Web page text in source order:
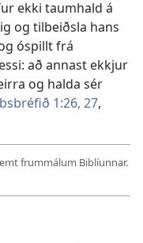
ekki taumhald á
og tilbeiðsla hans
óspillt frá
að annast ekkjur
og halda sér
1:26, 27,
frummálum Biblíunnar.